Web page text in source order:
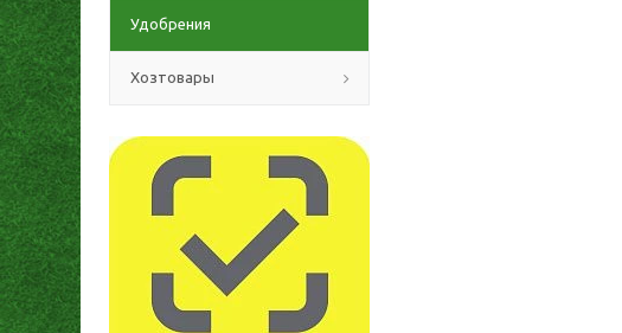
Удобрения
Хозтовары